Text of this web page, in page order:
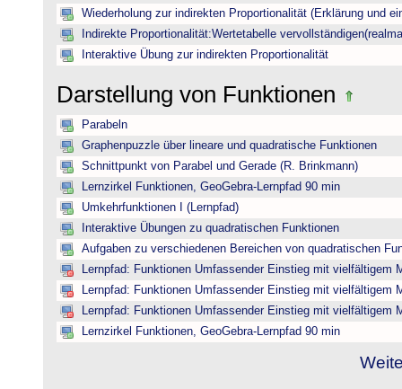
Wiederholung zur indirekten Proportionalität (Erklärung und
Indirekte Proportionalität:Wertetabelle
Interaktive Übung zur indirekten Proportionalität
Darstellung von Funktionen
Parabeln
Graphenpuzzle über lineare und quadratische Funktionen
Schnittpunkt von Parabel und Gerade (R. Brinkmann)
Lernzirkel Funktionen, GeoGebra-Lernpfad 90 min
Umkehrfunktionen I (Lernpfad)
Interaktive Übungen zu quadratischen Funktionen
Aufgaben zu verschiedenen Bereichen von quadratischen
Lernpfad: Funktionen Umfassender Einstieg mit vielfältigem
Lernpfad: Funktionen Umfassender Einstieg mit vielfältigem
Lernpfad: Funktionen Umfassender Einstieg mit vielfältigem
Lernzirkel Funktionen, GeoGebra-Lernpfad 90 min